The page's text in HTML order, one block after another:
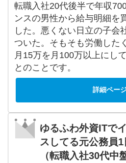
転職入社20代後半で年収
ンスの男性から給与明細を
した。悪くない日立の子会
ついた。そもそも労働した
月15万を月100万以上にし
とのことです。
詳細ペー
ゆるふわ外資ITで
スしてる元公務員
（転職入社30代中